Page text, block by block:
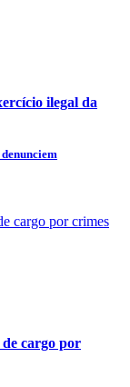
ilegal da
cargo por